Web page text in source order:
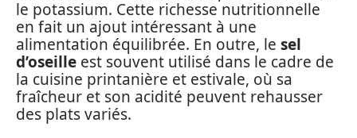
le potassium. Cette richesse nutritionnelle
en fait un ajout intéressant à une
alimentation équilibrée. En outre, le sel
d’oseille est souvent utilisé dans le cadre de
la cuisine printanière et estivale, où sa
fraîcheur et son acidité peuvent rehausser
des plats variés.